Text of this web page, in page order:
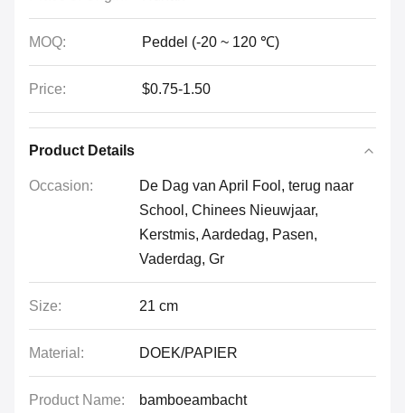
MOQ: Peddel (-20 ~ 120 ℃)
Price: $0.75-1.50
Product Details
Occasion:
De Dag van April Fool, terug naar
School, Chinees Nieuwjaar,
Kerstmis, Aardedag, Pasen,
Vaderdag, Gr
Size: 21 cm
Material: DOEK/PAPIER
Product Name: bamboeambacht